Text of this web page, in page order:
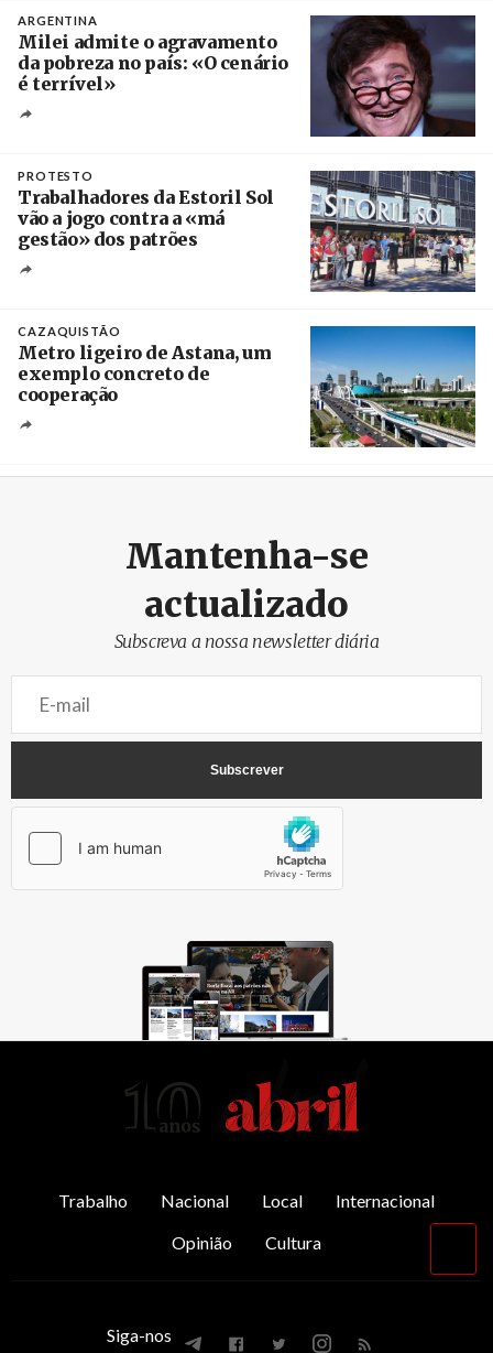
ARGENTINA
Milei admite o agravamento
da pobreza no país: «O cenário
é terrível»
PROTESTO
Trabalhadores da Estoril Sol
vão a jogo contra a «má
gestão» dos patrões
CAZAQUISTÃO
Metro ligeiro de Astana, um
exemplo concreto de
cooperação
Mantenha-se
actualizado
Subscreva a nossa newsletter diária
Trabalho Nacional Local
Internacional
Opinião
Cultura
Siga-nos